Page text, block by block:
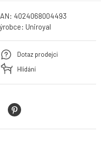
4024068004493
Uniroyal
Dotaz prodejci
Hlídání